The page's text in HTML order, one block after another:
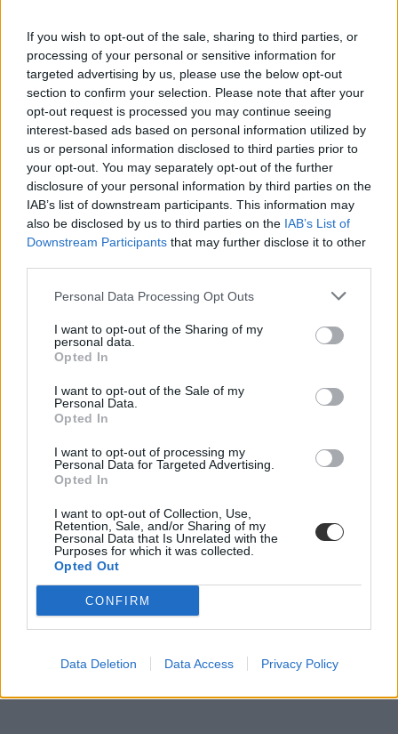
If you wish to opt-out of the sale, sharing to third parties, or
processing of your personal or sensitive information for
targeted advertising by us, please use the below opt-out
section to confirm your selection. Please note that after your
opt-out request is processed you may continue seeing
interest-based ads based on personal information utilized by
us or personal information disclosed to third parties prior to
your opt-out. You may separately opt-out of the further
disclosure of your personal information by third parties on the
IAB’s list of downstream participants. This information may
also be disclosed by us to third parties on the IAB’s List of
Downstream Participants that may further disclose it to other
Personal Data Processing Opt Outs
I want to opt-out of the Sharing of my
personal data.
Opted In
I want to opt-out of the Sale of my
Personal Data.
Opted In
I want to opt-out of processing my
Personal Data for Targeted Advertising.
Opted In
I want to opt-out of Collection, Use,
Retention, Sale, and/or Sharing of my
Personal Data that Is Unrelated with the
Purposes for which it was collected.
Opted Out
CONFIRM
Data Deletion Data Access Privacy Policy
nyelvtanulás
ingyenes app
applikáció
Busuu
infotech
ingyenes appok